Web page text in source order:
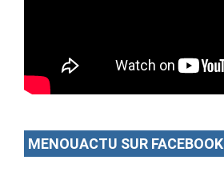
MENOUACTU SUR FACEBOOK